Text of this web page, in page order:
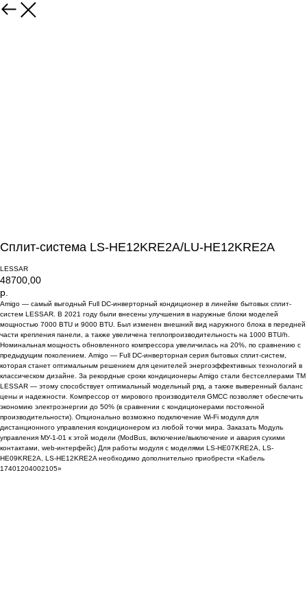
Сплит-система LS-HE12KRE2A/LU-HE12KRE2A
LESSAR
48700,00
р.
Amigo — самый выгодный Full DC-инверторный кондиционер в линейке бытовых сплит-
систем LESSAR. В 2021 году были внесены улучшения в наружные блоки моделей
мощностью 7000 BTU и 9000 BTU. Был изменен внешний вид наружного блока в передней
части крепления панели, а также увеличена теплопроизводительность на 1000 BTU/h.
Номинальная мощность обновленного компрессора увеличилась на 20%, по сравнению с
предыдущим поколением. Amigo — Full DC-инверторная серия бытовых сплит-систем,
которая станет оптимальным решением для ценителей энергоэффективных технологий в
классическом дизайне. За рекордные сроки кондиционеры Amigo стали бестселлерами TM
LESSAR — этому способствует оптимальный модельный ряд, а также выверенный баланс
цены и надежности. Компрессор от мирового производителя GMCC позволяет обеспечить
экономию электроэнергии до 50% (в сравнении с кондиционерами постоянной
производительности). Опционально возможно подключение Wi-Fi модуля для
дистанционного управления кондиционером из любой точки мира. Заказать Модуль
управления МУ-1-01 к этой модели (ModBus, включение/выключение и авария сухими
контактами, web-интерфейс) Для работы модуля с моделями LS-HE07KRE2A, LS-
HE09KRE2A, LS-HE12KRE2A необходимо дополнительно приобрести «Кабель
17401204002105»